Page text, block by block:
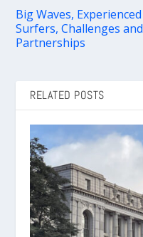
Big Waves, Experienced
Surfers, Challenges and
Partnerships
RELATED POSTS